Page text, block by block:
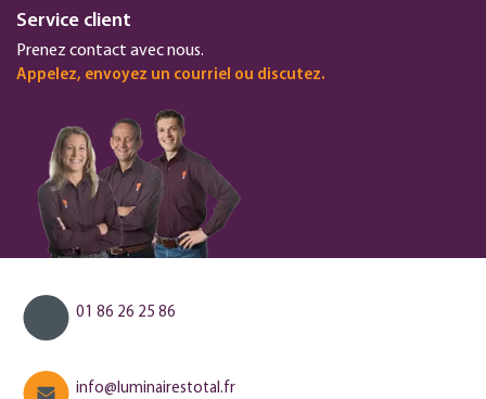
Service client
Prenez contact avec nous.
Appelez, envoyez un courriel ou discutez.
01 86 26 25 86
info@luminairestotal.fr